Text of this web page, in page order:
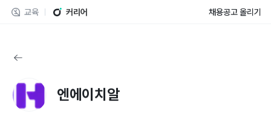
교육 커리어 채용공고 올리기
엔에이치알